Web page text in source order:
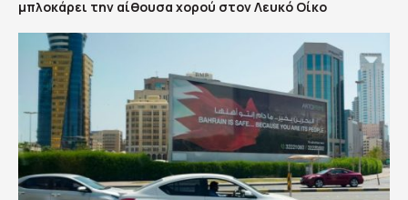
μπλοκάρει την αίθουσα χορού στον Λευκό Οίκο